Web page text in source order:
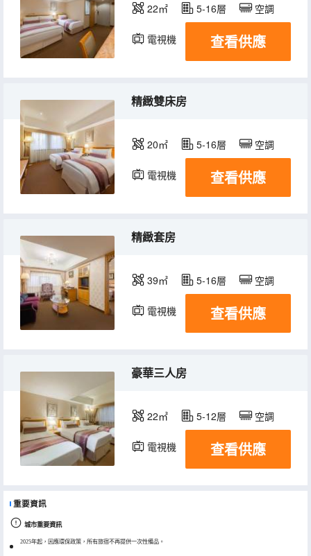
22㎡ 5-16層 空調
電視機 冰箱
查看供應
精緻雙床房
20㎡ 5-16層 空調
電視機 冰箱
查看供應
精緻套房
39㎡ 5-16層 空調
電視機 冰箱
查看供應
豪華三人房
22㎡ 5-12層 空調
電視機 冰箱
查看供應
重要資訊
城市重要資訊
2025年起，因應環保政策，所有旅宿不再提供一次性備品。